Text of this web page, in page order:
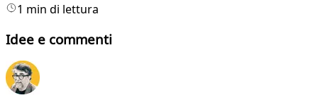
1 min di lettura
Idee e commenti